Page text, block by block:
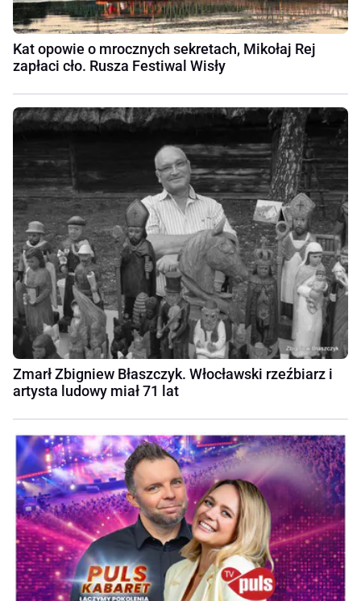
Kat opowie o mrocznych sekretach, Mikołaj Rej
zapłaci cło. Rusza Festiwal Wisły
Zmarł Zbigniew Błaszczyk. Włocławski rzeźbiarz i
artysta ludowy miał 71 lat